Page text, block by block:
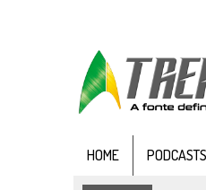
HOME PODCASTS